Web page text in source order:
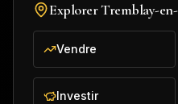
ExplorerTremblay-
Vendre
Investir